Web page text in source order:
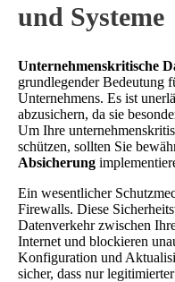
und Systeme
Unternehmenskritische
grundlegender Bedeutung
Unternehmens. Es ist
abzusichern, da sie
Um Ihre
schützen, sollten Sie
Absicherung
Ein wesentlicher
Firewalls. Diese
Datenverkehr zwischen
Internet und blockieren
Konfiguration und
sicher, dass nur